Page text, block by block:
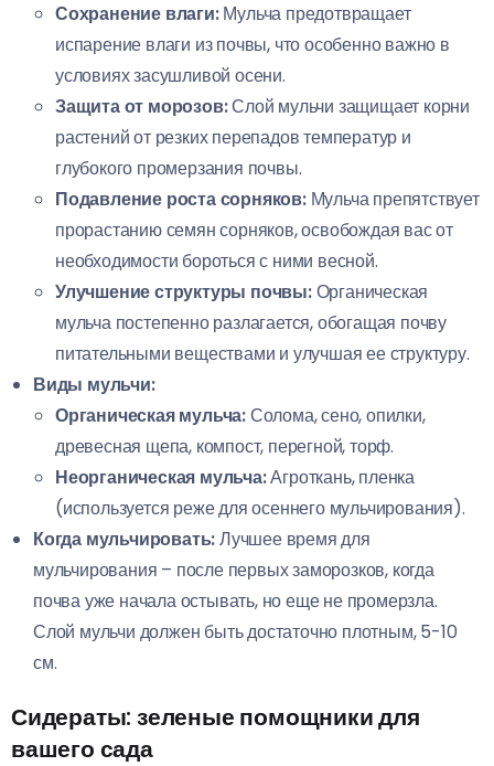
Сохранение влаги:Мульча предотвращает
испарение влаги из почвы, что особенно важно в
условиях засушливой осени.
Защита от морозов:Слой мульчи защищает корни
растений от резких перепадов температур и
глубокого промерзания почвы.
Подавление роста сорняков:Мульча препятствует
прорастанию семян сорняков, освобождая вас от
необходимости бороться с ними весной.
Улучшение структуры почвы:Органическая
мульча постепенно разлагается, обогащая почву
питательными веществами и улучшая ее структуру.
Виды мульчи:
Органическая мульча:Солома, сено, опилки,
древесная щепа, компост, перегной, торф.
Неорганическая мульча:Агроткань, пленка
(используется реже для осеннего мульчирования).
Когда мульчировать:Лучшее время для
мульчирования – после первых заморозков, когда
почва уже начала остывать, но еще не промерзла.
Слой мульчи должен быть достаточно плотным, 5-10
см.
Сидераты: зеленые помощники для
вашего сада